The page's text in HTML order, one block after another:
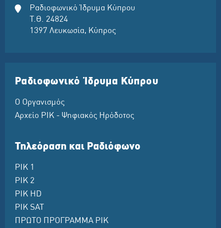
Ραδιοφωνικό Ίδρυμα Κύπρου
Τ.Θ. 24824
1397 Λευκωσία, Κύπρος
Ραδιοφωνικό Ίδρυμα Κύπρου
Ο Οργανισμός
Αρχείο ΡΙΚ - Ψηφιακός Ηρόδοτος
Τηλεόραση και Ραδιόφωνο
ΡΙΚ 1
ΡΙΚ 2
ΡΙΚ HD
ΡΙΚ SAT
ΠΡΩΤΟ ΠΡΟΓΡΑΜΜΑ ΡΙΚ